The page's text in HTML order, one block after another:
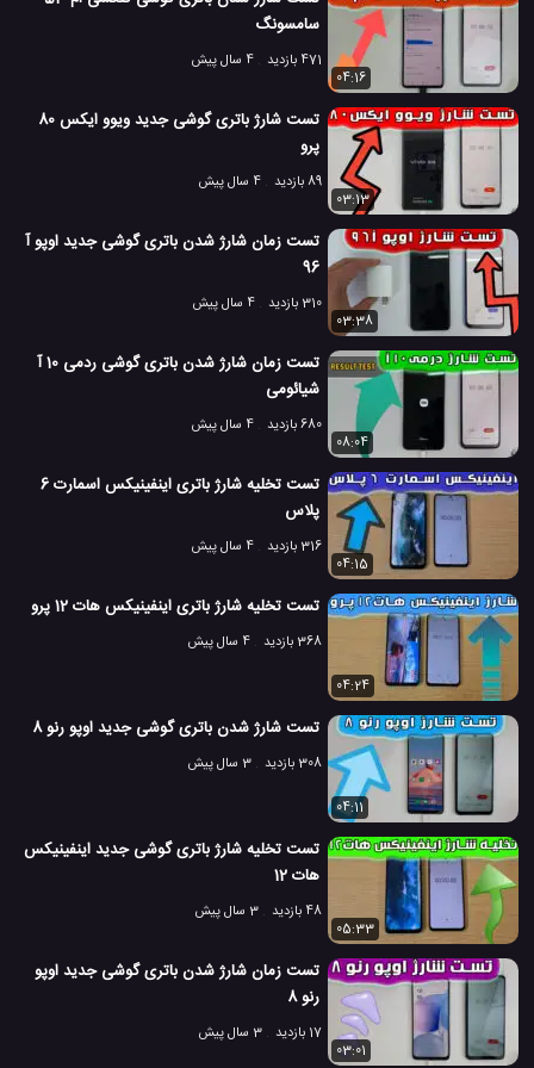
سامسونگ
471 بازدید
4 سال پیش
04:16
تست شارژ باتری گوشی جدید ویوو ایکس 80
پرو
89 بازدید
4 سال پیش
03:13
تست زمان شارژ شدن باتری گوشی جدید اوپو آ
96
310 بازدید
4 سال پیش
03:38
تست زمان شارژ شدن باتری گوشی ردمی 10 آ
شیائومی
680 بازدید
4 سال پیش
08:04
تست تخلیه شارژ باتری اینفینیکس اسمارت 6
پلاس
316 بازدید
4 سال پیش
04:15
تست تخلیه شارژ باتری اینفینیکس هات 12 پرو
368 بازدید 4 سال پیش
04:24
تست شارژ شدن باتری گوشی جدید اوپو رنو 8
308 بازدید 3 سال پیش
04:11
تست تخلیه شارژ باتری گوشی جدید اینفینیکس
هات 12
48 بازدید
3 سال پیش
05:33
تست زمان شارژ شدن باتری گوشی جدید اوپو
رنو 8
17 بازدید
3 سال پیش
03:01